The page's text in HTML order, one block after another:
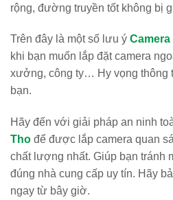
rộng, đường truyền tốt không bị
Trên đây là một số lưu ý
khi bạn muốn lắp đặt camera
xưởng, công ty… Hy vọng thông
bạn.
Hãy đến với giải pháp an ninh
Tho để được lắp camera quan
chất lượng nhất. Giúp bạn tránh
đúng nhà cung cấp uy tín. Hãy
ngay từ bây giờ.